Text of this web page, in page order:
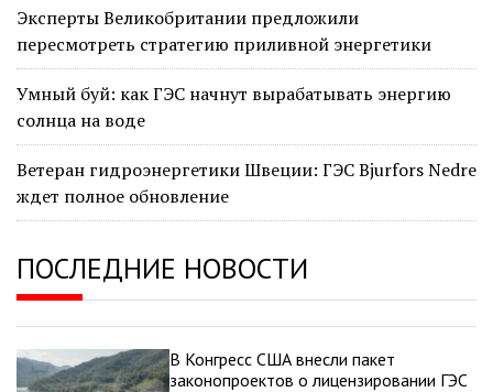
Эксперты Великобритании предложили
пересмотреть стратегию приливной энергетики
Умный буй: как ГЭС начнут вырабатывать энергию
солнца на воде
Ветеран гидроэнергетики Швеции: ГЭС Bjurfors Nedre
ждет полное обновление
ПОСЛЕДНИЕ НОВОСТИ
В Конгресс США внесли пакет
законопроектов о лицензировании ГЭС